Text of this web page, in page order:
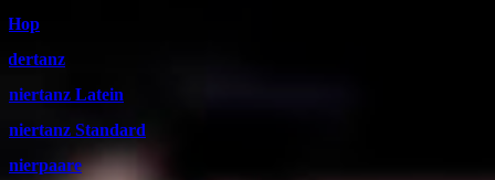
Latein
Standard